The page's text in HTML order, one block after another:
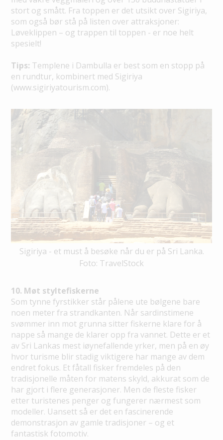
stort og smått. Fra toppen er det utsikt over Sigiriya,
som også bør stå på listen over attraksjoner:
Løveklippen – og trappen til toppen - er noe helt
spesielt!
Tips: Templene i Dambulla er best som en stopp på
en rundtur, kombinert med Sigiriya
(www.sigiriyatourism.com).
Sigiriya - et must å besøke når du er på Sri Lanka.
Foto: TravelStock
10. Møt styltefiskerne
Som tynne fyrstikker står pålene ute bølgene bare
noen meter fra strandkanten. Når sardinstimene
svømmer inn mot grunna sitter fiskerne klare for å
nappe så mange de klarer opp fra vannet. Dette er et
av Sri Lankas mest iøynefallende yrker, men på en øy
hvor turisme blir stadig viktigere har mange av dem
endret fokus. Et fåtall fisker fremdeles på den
tradisjonelle måten for matens skyld, akkurat som de
har gjort i flere generasjoner. Men de fleste fisker
etter turistenes penger og fungerer nærmest som
modeller. Uansett så er det en fascinerende
demonstrasjon av gamle tradisjoner – og et
fantastisk fotomotiv.